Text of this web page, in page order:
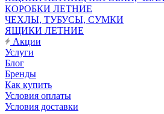
КОРОБКИ ЛЕТНИЕ
ЧЕХЛЫ, ТУБУСЫ, СУМКИ
ЯЩИКИ ЛЕТНИЕ
Акции
Услуги
Блог
Бренды
Как купить
Условия оплаты
Условия доставки